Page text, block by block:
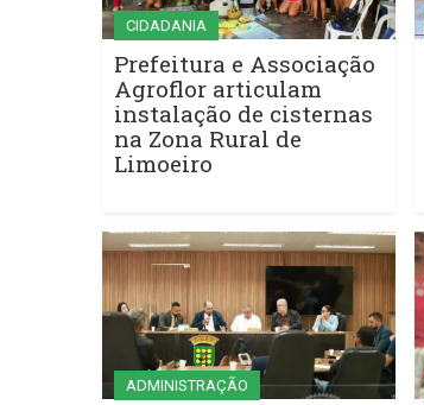
CIDADANIA
Prefeitura e Associação
Agroflor articulam
instalação de cisternas
na Zona Rural de
Limoeiro
ADMINISTRAÇÃO